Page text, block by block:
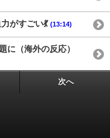
がすごい💃 (13:14)
に（海外の反応）
次へ